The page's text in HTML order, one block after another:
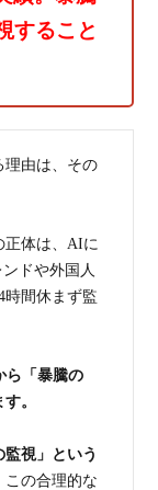
すること
理由は、その
正体は、AIに
ドや外国人
時間休まず監
ら「暴騰の
。
監視」という
この合理的な